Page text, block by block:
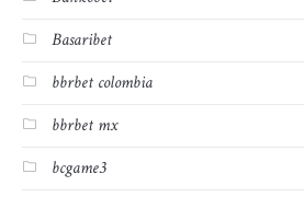
Basaribet
bbrbet colombia
bbrbet mx
bcgame3